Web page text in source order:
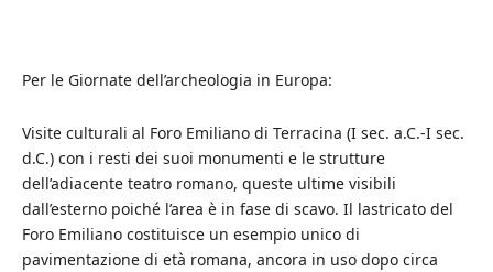
Per le Giornate dell’archeologia in Europa:
Visite culturali al Foro Emiliano di Terracina (I sec. a.C.-I sec.
d.C.) con i resti dei suoi monumenti e le strutture
dell’adiacente teatro romano, queste ultime visibili
dall’esterno poiché l’area è in fase di scavo. Il lastricato del
Foro Emiliano costituisce un esempio unico di
pavimentazione di età romana, ancora in uso dopo circa